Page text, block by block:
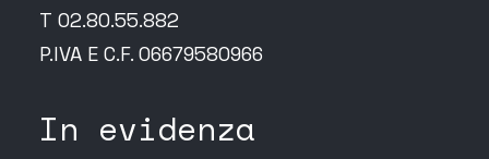
T 02.80.55.882
P.IVA E C.F. 06679580966
In evidenza